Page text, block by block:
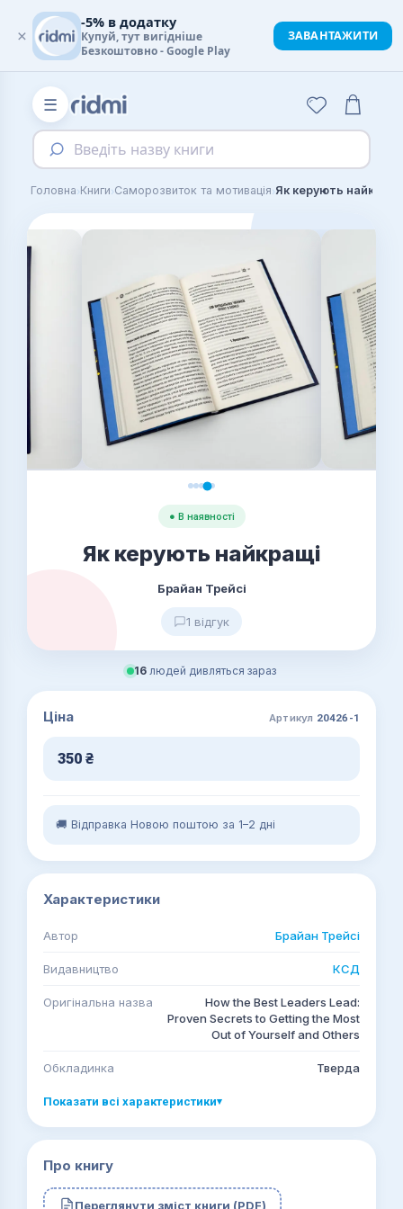
☰
Введіть назву книги
Головна›Книги›Саморозвиток та мотивація›Як керують найкращі
● В наявності
Як керують найкращі
Брайан Трейсі
1 відгук
16 людей дивляться зараз
Ціна Артикул 20426-1
350 ₴
🚚 Відправка Новою поштою за 1–2 дні
Характеристики
Автор Брайан Трейсі
Видавництво КСД
Оригінальна назва
How the Best Leaders Lead:
Proven Secrets to Getting the Most
Out of Yourself and Others
Обкладинка Тверда
Показати всі характеристики▾
Про книгу
Переглянути зміст книги (PDF)
×
-5% в додатку
Купуй, тут вигідніше
Безкоштовно - Google Play
ЗАВАНТАЖИТИ